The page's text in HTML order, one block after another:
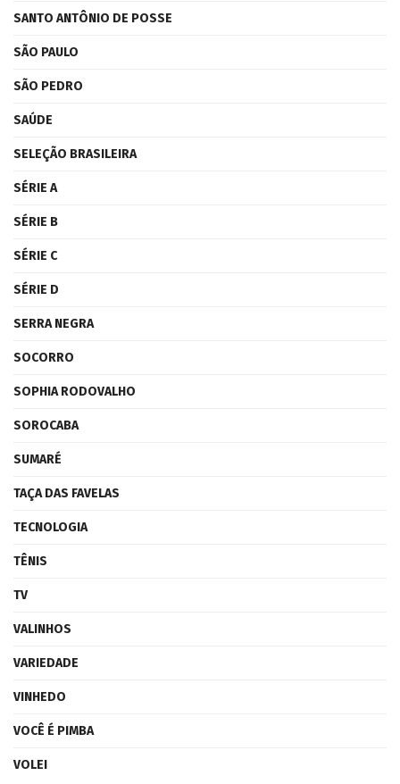
SANTO ANTÔNIO DE POSSE
SÃO PAULO
SÃO PEDRO
SAÚDE
SELEÇÃO BRASILEIRA
SÉRIE A
SÉRIE B
SÉRIE C
SÉRIE D
SERRA NEGRA
SOCORRO
SOPHIA RODOVALHO
SOROCABA
SUMARÉ
TAÇA DAS FAVELAS
TECNOLOGIA
TÊNIS
TV
VALINHOS
VARIEDADE
VINHEDO
VOCÊ É PIMBA
VOLEI